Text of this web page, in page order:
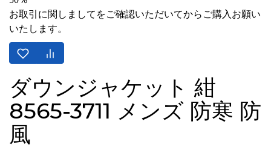
お取引に関しましてをご確認いただいてからご購入お願い
いたします。
ダウンジャケット 紺
8565-3711 メンズ 防寒 防
風